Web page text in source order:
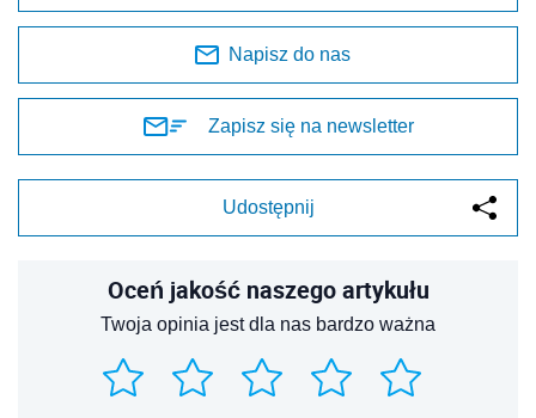
Napisz do nas
Zapisz się na newsletter
Udostępnij
Oceń jakość naszego artykułu
Twoja opinia jest dla nas bardzo ważna